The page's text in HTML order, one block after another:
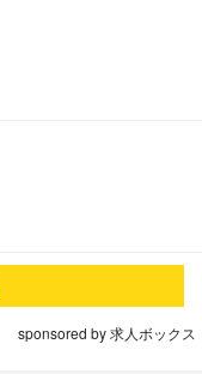
sponsored by 求人ボックス